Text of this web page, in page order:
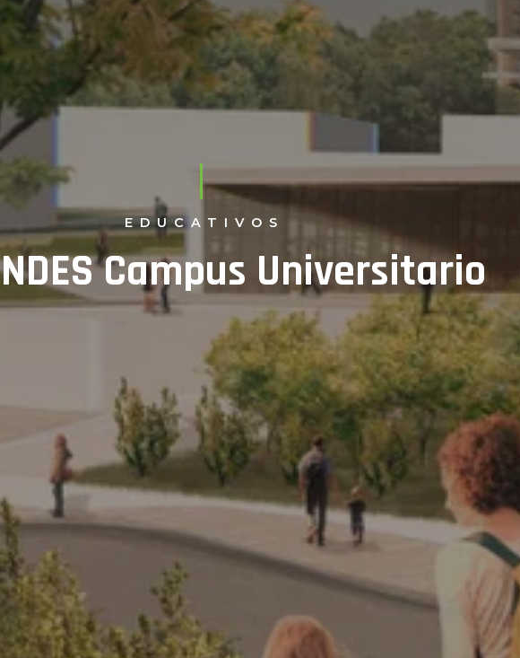
EDUCATIVOS
Campus Universitario